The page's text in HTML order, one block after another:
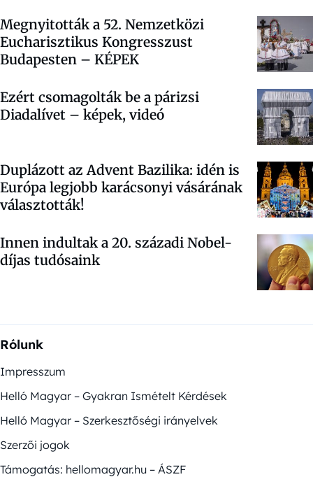
Megnyitották a 52. Nemzetközi
Eucharisztikus Kongresszust
Budapesten – KÉPEK
Ezért csomagolták be a párizsi
Diadalívet – képek, videó
Duplázott az Advent Bazilika: idén is
Európa legjobb karácsonyi vásárának
választották!
Innen indultak a 20. századi Nobel-
díjas tudósaink
Rólunk
Impresszum
Helló Magyar – Gyakran Ismételt Kérdések
Helló Magyar – Szerkesztőségi irányelvek
Szerzői jogok
Támogatás: hellomagyar.hu – ÁSZF